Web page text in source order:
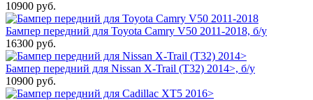
10900 руб.
Бампер передний для Toyota Camry V50 2011-2018, б/у
16300 руб.
Бампер передний для Nissan X-Trail (T32) 2014>, б/у
10900 руб.